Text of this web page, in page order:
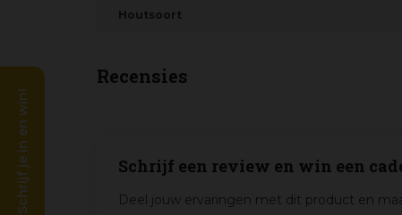
Houtsoort
Recensies
Schrijf een review en win een
Deel jouw ervaringen met dit product en
Schrijf je in en win!